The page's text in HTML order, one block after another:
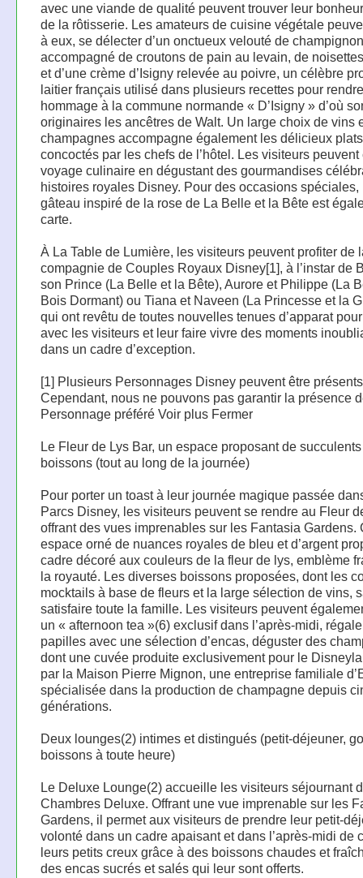
avec une viande de qualité peuvent trouver leur
de la rôtisserie. Les amateurs de cuisine végétale
à eux, se délecter d’un onctueux velouté de
accompagné de croutons de pain au levain, de
et d’une crème d’Isigny relevée au poivre, un célèbre
laitier français utilisé dans plusieurs recettes pour rendre
hommage à la commune normande « D’Isigny » d’où
originaires les ancêtres de Walt. Un large choix de vins
champagnes accompagne également les délicieux plats
concoctés par les chefs de l’hôtel. Les visiteurs
voyage culinaire en dégustant des gourmandises
histoires royales Disney. Pour des occasions spéciales,
gâteau inspiré de la rose de La Belle et la Bête est
carte.
À La Table de Lumière, les visiteurs peuvent profiter de
compagnie de Couples Royaux Disney[1], à l’instar de
son Prince (La Belle et la Bête), Aurore et Philippe (La
Bois Dormant) ou Tiana et Naveen (La Princesse et la
qui ont revêtu de toutes nouvelles tenues d’apparat
avec les visiteurs et leur faire vivre des moments
dans un cadre d’exception.
[1] Plusieurs Personnages Disney peuvent être
Cependant, nous ne pouvons pas garantir la présence
Personnage préféré Voir plus Fermer
Le Fleur de Lys Bar, un espace proposant de
boissons (tout au long de la journée)
Pour porter un toast à leur journée magique passée
Parcs Disney, les visiteurs peuvent se rendre au Fleur
offrant des vues imprenables sur les Fantasia Gardens.
espace orné de nuances royales de bleu et d’argent
cadre décoré aux couleurs de la fleur de lys, emblème
la royauté. Les diverses boissons proposées, dont les
mocktails à base de fleurs et la large sélection de vins,
satisfaire toute la famille. Les visiteurs peuvent
un « afternoon tea »(6) exclusif dans l’après-midi,
papilles avec une sélection d’encas, déguster des
dont une cuvée produite exclusivement pour le
par la Maison Pierre Mignon, une entreprise familiale
spécialisée dans la production de champagne depuis
générations.
Deux lounges(2) intimes et distingués (petit-déjeuner,
boissons à toute heure)
Le Deluxe Lounge(2) accueille les visiteurs séjournant
Chambres Deluxe. Offrant une vue imprenable sur les
Gardens, il permet aux visiteurs de prendre leur petit-
volonté dans un cadre apaisant et dans l’après-midi de
leurs petits creux grâce à des boissons chaudes et
des encas sucrés et salés qui leur sont offerts.